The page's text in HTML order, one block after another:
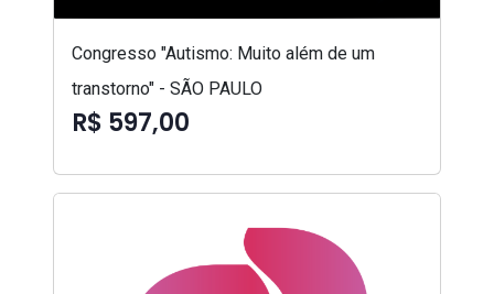
Congresso "Autismo: Muito além de um
transtorno" - SÃO PAULO
R$ 597,00